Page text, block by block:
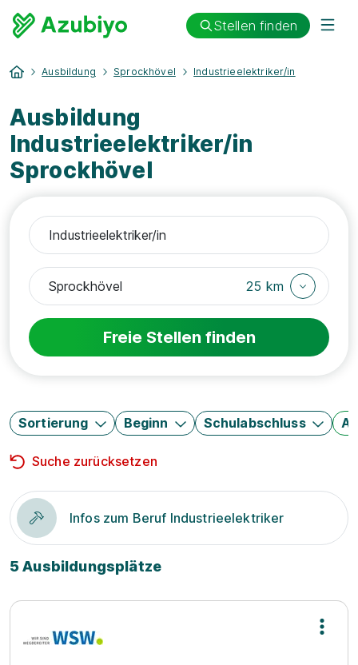
Stellen finden
Ausbildung Sprockhövel Industrieelektriker/in
Ausbildung
Industrieelektriker/in
Sprockhövel
25 km
Freie Stellen finden
Sortierung Beginn Schulabschluss
Suche zurücksetzen
Infos zum Beruf Industrieelektriker
5 Ausbildungsplätze